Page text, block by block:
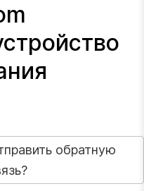
обратную